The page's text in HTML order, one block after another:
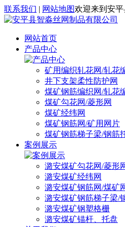
联系我们 | 网站地图欢迎来到安
网站首页
产品中心
矿用编织轧花网/轧花
井下支架柔性防护网
煤矿钢筋编织网/轧花
煤矿勾花网/菱形网
煤矿经纬网
煤矿钢筋网/矿用网片
煤矿钢筋梯子梁/钢筋
案例展示
潞安煤矿勾花网/菱形
潞安煤矿经纬网
潞安煤矿钢筋网/煤矿
潞安煤矿钢筋梯子梁/
潞安煤矿钢塑格栅
潞安煤矿锚杆、托盘